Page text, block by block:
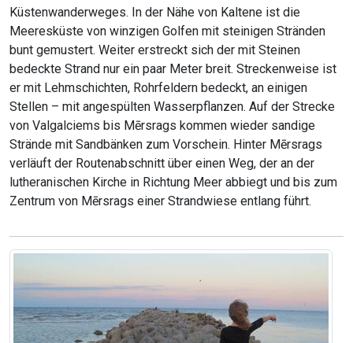
Küstenwanderweges. In der Nähe von Kaltene ist die
Meeresküste von winzigen Golfen mit steinigen Stränden
bunt gemustert. Weiter erstreckt sich der mit Steinen
bedeckte Strand nur ein paar Meter breit. Streckenweise ist
er mit Lehmschichten, Rohrfeldern bedeckt, an einigen
Stellen – mit angespülten Wasserpflanzen. Auf der Strecke
von Valgalciems bis Mērsrags kommen wieder sandige
Strände mit Sandbänken zum Vorschein. Hinter Mērsrags
verläuft der Routenabschnitt über einen Weg, der an der
lutheranischen Kirche in Richtung Meer abbiegt und bis zum
Zentrum von Mērsrags einer Strandwiese entlang führt.